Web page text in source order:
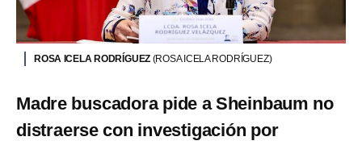
ROSA ICELA RODRÍGUEZ (ROSA ICELA RODRÍGUEZ)
Madre buscadora pide a Sheinbaum no
distraerse con investigación por